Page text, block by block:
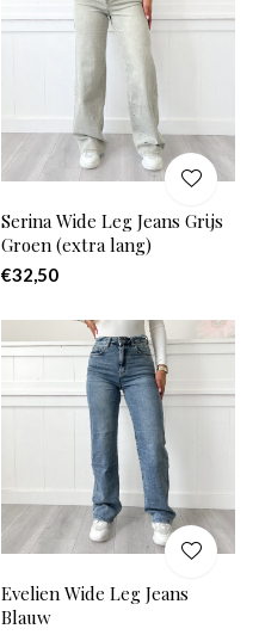
Serina Wide Leg Jeans Grijs
Groen (extra lang)
€32,50
Evelien Wide Leg Jeans
Blauw